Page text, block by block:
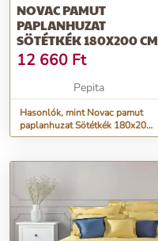
NOVAC PAMUT
PAPLANHUZAT
SÖTÉTKÉK 180X200 CM
12 660 Ft
Pepita
Hasonlók, mint Novac pamut
paplanhuzat Sötétkék 180x200
cm